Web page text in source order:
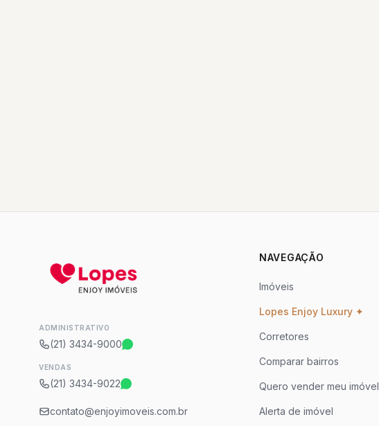
ADMINISTRATIVO
(21) 3434-9000
VENDAS
(21) 3434-9022
contato@enjoyimoveis.com.br
NAVEGAÇÃO
Imóveis
Lopes Enjoy Luxury ✦
Corretores
Comparar bairros
Quero vender meu imóvel
Alerta de imóvel